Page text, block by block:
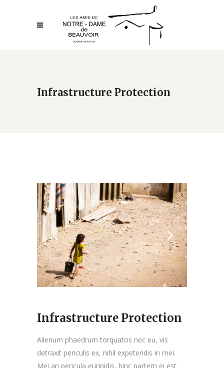
Infrastructure Protection
Infrastructure Protection
Alienum phaedrum torquatos nec eu, vis
detraxit periculis ex, nihil expetendis in mei.
Mei an pericula euripidis, hinc partem ei est.